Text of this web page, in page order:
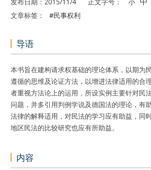
文章标签： #民事权利
导语
本书旨在建构请求权基础的理论体系，以期为
遵循的思维及论证方法，以增进法律适用的合
者重视方法论上的运用，所设实例主要针对民
问题，并多引用判例学说及德国法的理论，有
法律的解释适用，对民法的学习应有助益，同
地区民法的比较研究也应有所助益。
内容